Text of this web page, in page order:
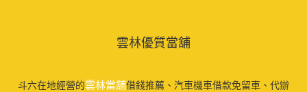
雲林優質當舖
斗六在地經營的雲林當舖借錢推薦、汽車機車借款免留車、代辦